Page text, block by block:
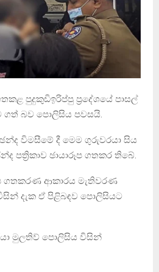
පුදුකුඩිඉරිප්පු ප්‍රදේශයේ පාසල්
ගත් බව පොලිසිය පවසයි.
ඡන්ද විමසීමේ දී මෙම ගුරුවරයා සිය
පත්‍රිකාව ඡායාරූප ගතකර තිබේ.
ගතකරණ ආකාරය මැතිවරණ
දැක ඒ පිළිබඳව පොලිසියට
මුලතිව් පොලිසිය විසින්